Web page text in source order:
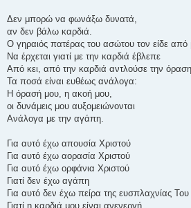
Δεν μπορώ να φωνάξω δυνατά,
αν δεν βάλω καρδιά.
Ο γηραιός πατέρας του ασώτου τον είδε από
Να έρχεται γιατί με την καρδιά έβλεπε
Από κει, από την καρδιά αντλούσε την όραση
Τα ποσά είναι ευθέως ανάλογα:
Η όρασή μου, η ακοή μου,
οι δυνάμεις μου αυξομειώνονται
Ανάλογα με την αγάπη.
Για αυτό έχω απουσία Χριστού
Για αυτό έχω αορασία Χριστού
Για αυτό έχω ορφάνια Χριστού
Γιατί δεν έχω αγάπη
Για αυτό δεν έχω πείρα της ευσπλαχνίας Του
Γιατί η καρδιά μου είναι ανενεργή